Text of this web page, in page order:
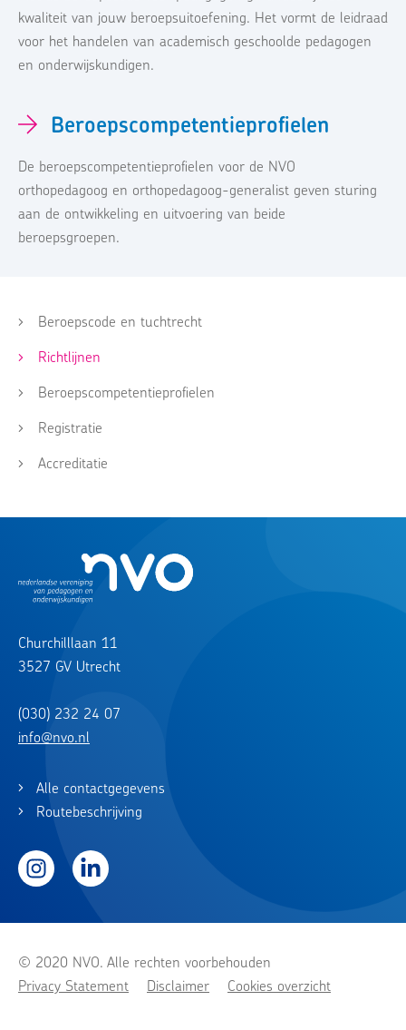
Beroepscode en tuchtrecht
Richtlijnen
Beroepscompetentieprofielen
Registratie
Accreditatie
kwaliteit van jouw beroepsuitoefening. Het vormt de leidraad
voor het handelen van academisch geschoolde pedagogen
en onderwijskundigen.
Beroepscompetentieprofielen
De beroepscompetentieprofielen voor de NVO
orthopedagoog en orthopedagoog-generalist geven sturing
aan de ontwikkeling en uitvoering van beide
beroepsgroepen.
Churchilllaan 11
3527 GV Utrecht
(030) 232 24 07
info@nvo.nl
Alle contactgegevens
Routebeschrijving
InstagramLinkedIn
© 2020 NVO. Alle rechten voorbehouden
Privacy Statement
Disclaimer Cookies overzicht